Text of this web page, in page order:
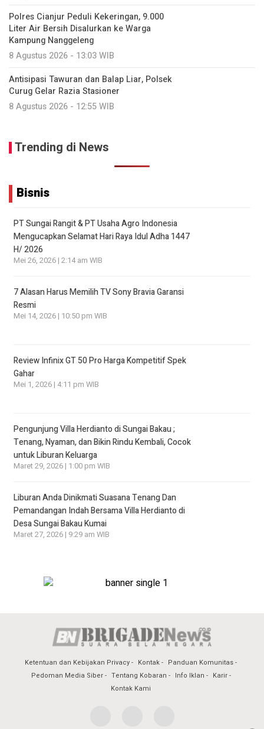
Polres Cianjur Peduli Kekeringan, 9.000
Liter Air Bersih Disalurkan ke Warga
Kampung Nanggeleng
8 Agustus 2026 - 13:03 WIB
Antisipasi Tawuran dan Balap Liar, Polsek
Curug Gelar Razia Stasioner
8 Agustus 2026 - 12:55 WIB
Trending di News
Bisnis
PT Sungai Rangit & PT Usaha Agro Indonesia
Mengucapkan Selamat Hari Raya Idul Adha 1447
H/ 2026
Mei 26, 2026 | 2:14 am WIB
7 Alasan Harus Memilih TV Sony Bravia Garansi
Resmi
Mei 14, 2026 | 10:50 pm WIB
Review Infinix GT 50 Pro Harga Kompetitif Spek
Gahar
Mei 1, 2026 | 4:11 pm WIB
Pengunjung Villa Herdianto di Sungai Bakau ;
Tenang, Nyaman, dan Bikin Rindu Kembali, Cocok
untuk Liburan Keluarga
Maret 29, 2026 | 1:00 pm WIB
Liburan Anda Dinikmati Suasana Tenang Dan
Pemandangan Indah Bersama Villa Herdianto di
Desa Sungai Bakau Kumai
Maret 27, 2026 | 9:29 am WIB
Ketentuan dan Kebijakan Privacy Kontak
Panduan Komunitas
Pedoman Media Siber
Tentang Kobaran Info Iklan
Karir
Kontak Kami